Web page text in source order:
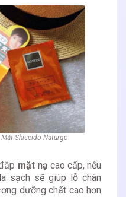
Shiseido Naturgo
mặt nạ cao cấp, nếu
sạch sẽ giúp lỗ chân
dưỡng chất cao hơn